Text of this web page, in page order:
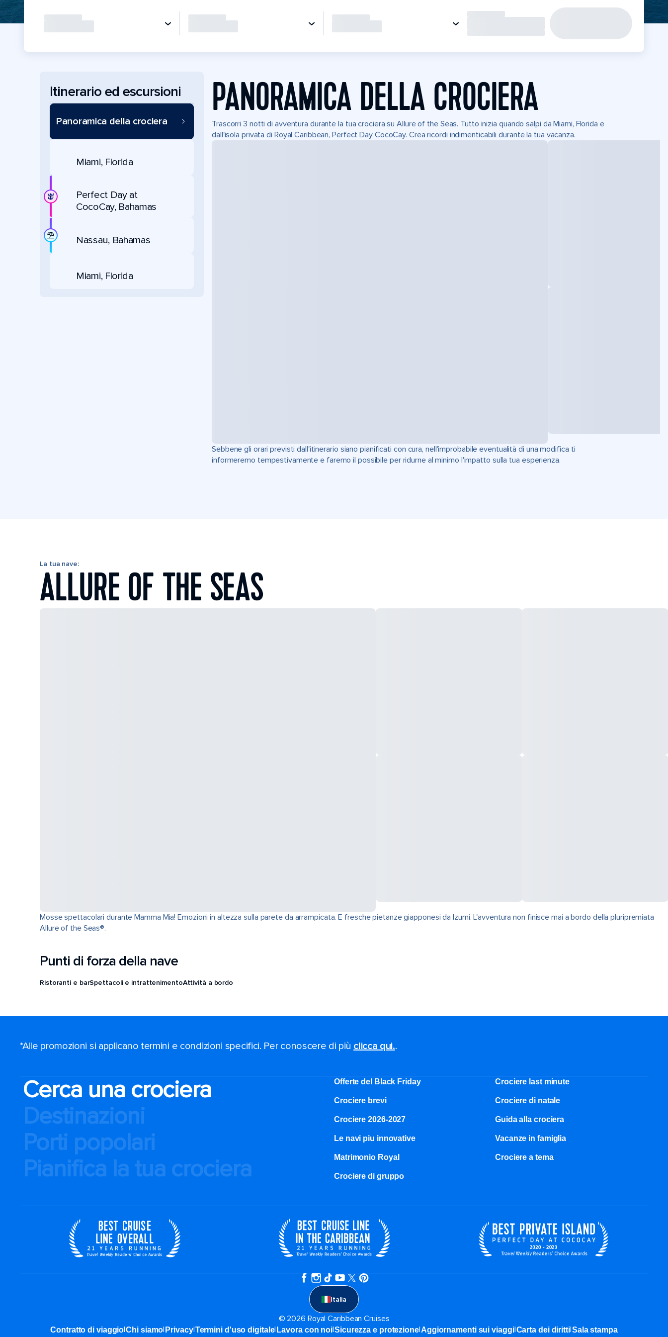
Itinerario ed escursioni
Panoramica della crociera
Miami, Florida
Perfect Day at
CocoCay, Bahamas
Nassau, Bahamas
Miami, Florida
PANORAMICA DELLA CROCIERA
Trascorri 3 notti di avventura durante la tua crociera su Allure of the Seas. Tutto inizia quando salpi da Miami, Florida e
dall'isola privata di Royal Caribbean, Perfect Day CocoCay. Crea ricordi indimenticabili durante la tua vacanza.
Sebbene gli orari previsti dall'itinerario siano pianificati con cura, nell'improbabile eventualità di una modifica ti
informeremo tempestivamente e faremo il possibile per ridurne al minimo l'impatto sulla tua esperienza.
La tua nave:
ALLURE OF THE SEAS
Mosse spettacolari durante Mamma Mia! Emozioni in altezza sulla parete da arrampicata. E fresche pietanze giapponesi da Izumi. L'avventura non finisce mai a bordo della pluripremiata
Allure of the Seas®.
Punti di forza della nave
Ristoranti e barSpettacoli e intrattenimentoAttività a bordo
*Alle promozioni si applicano termini e condizioni specifici. Per conoscere di più clicca qui..
Cerca una crociera
Destinazioni
Porti popolari
Pianifica la tua crociera
Offerte del Black Friday Crociere last minute
Crociere brevi​ Crociere di natale​
Crociere 2026-2027 Guida alla crociera
Le navi piu innovative Vacanze in famiglia
Matrimonio Royal Crociere a tema
Crociere di gruppo
Italia
© 2026 Royal Caribbean Cruises
Contratto di viaggio|Chi siamo| Privacy|Termini d'uso digitale| Lavora con noi|Sicurezza e protezione|Aggiornamenti sui viaggi|Carta dei diritti|Sala stampa